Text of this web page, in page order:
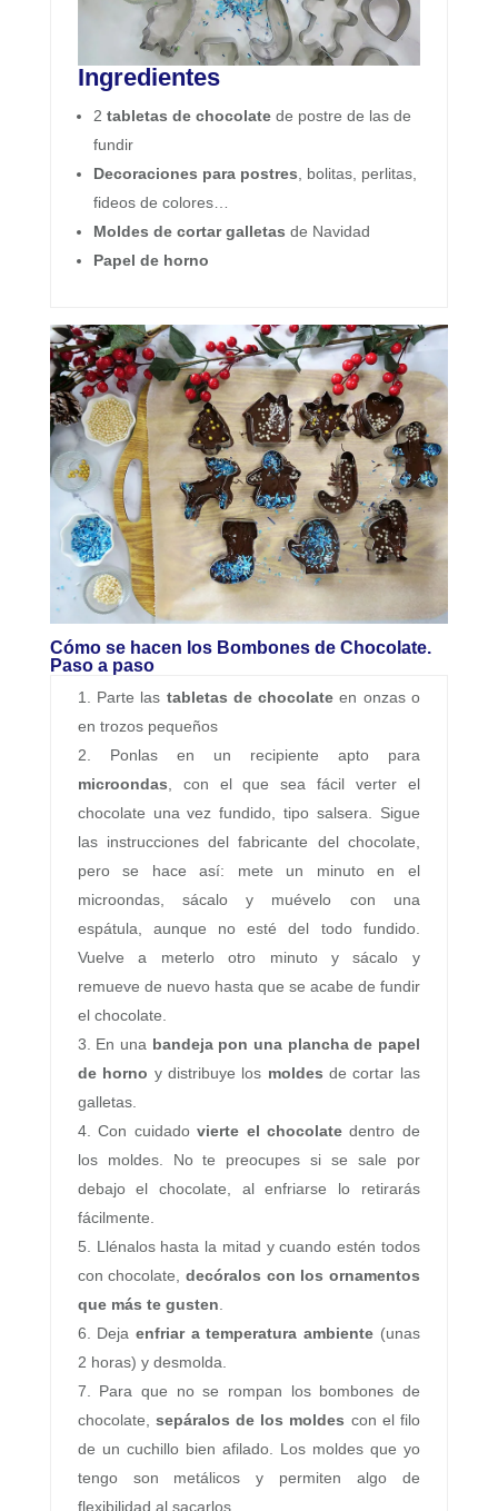
Ingredientes
2 tabletas de chocolatede postre de las de
fundir
Decoraciones para postres , bolitas, perlitas,
fideos de colores…
Moldes de cortar galletas de Navidad
Papel de horno
Cómo se hacen los Bombones de Chocolate.
Paso a paso
Parte las tabletas de chocolate en onzas o
en trozos pequeños
Ponlas en un recipiente apto para
microondas , con el que sea fácil verter el
chocolate una vez fundido, tipo salsera. Sigue
las instrucciones del fabricante del chocolate,
pero se hace así: mete un minuto en el
microondas, sácalo y muévelo con una
espátula, aunque no esté del todo fundido.
Vuelve a meterlo otro minuto y sácalo y
remueve de nuevo hasta que se acabe de fundir
el chocolate.
En una bandeja pon una plancha de papel
de horno y distribuye los moldes de cortar las
galletas.
Con cuidadovierte el chocolatedentro de
los moldes. No te preocupes si se sale por
debajo el chocolate, al enfriarse lo retirarás
fácilmente.
Llénalos hasta la mitad y cuando estén todos
con chocolate, decóralos con los ornamentos
que más te gusten
Dejaenfriar a temperatura ambiente (unas
2 horas) y desmolda.
Para que no se rompan los bombones de
chocolate, sepáralos de los moldes con el filo
de un cuchillo bien afilado. Los moldes que yo
tengo son metálicos y permiten algo de
flexibilidad al sacarlos.